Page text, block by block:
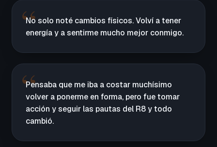
No solo noté cambios físicos. Volví a tener
energía y a sentirme mucho mejor conmigo.
Pensaba que me iba a costar muchísimo
volver a ponerme en forma, pero fue tomar
acción y seguir las pautas del R8 y todo
cambió.